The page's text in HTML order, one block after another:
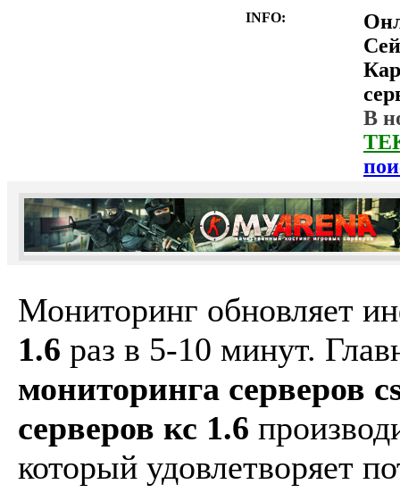
INFO:
В
Мониторинг обновляет
1.6 раз в 5-10 минут.
мониторинга серверов
серверов кс 1.6
который удовлетворяет